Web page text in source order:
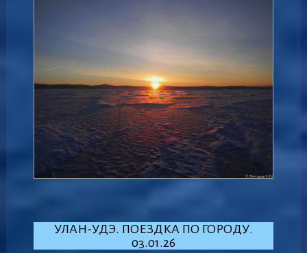
УЛАН-УДЭ. ПОЕЗДКА ПО ГОРОДУ.
03.01.26